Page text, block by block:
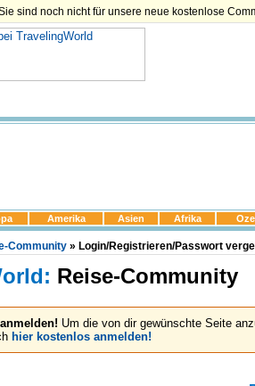
sind noch nicht für unsere neue kostenlose
Amerika Asien Afrika
Community » Login/Registrieren/Passwort
Reise-Community
Um die von dir gewünschte Seite
hier kostenlos anmelden!